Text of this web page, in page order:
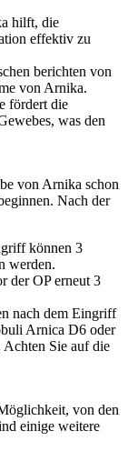
hilft, die
effektiv zu
berichten von
von Arnika.
fördert die
was den
von Arnika schon
Nach der
können 3
werden.
der OP erneut 3
nach dem Eingriff
Arnica D6 oder
Sie auf die
von den
einige weitere